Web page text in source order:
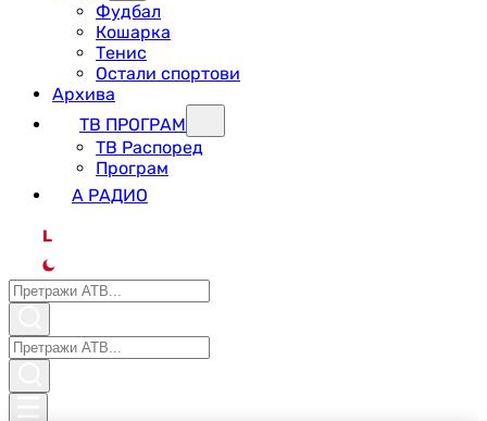
Фудбал
Кошарка
Тенис
Остали спортови
Архива
ТВ ПРОГРАМ
ТВ Распоред
Програм
А РАДИО
L